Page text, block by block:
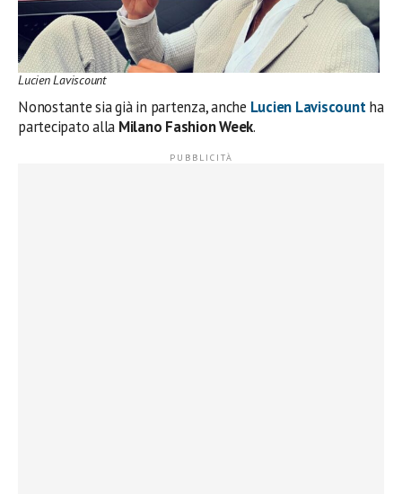
Lucien Laviscount
Nonostante sia già in partenza, anche Lucien Laviscountha
partecipato alla Milano Fashion Week.